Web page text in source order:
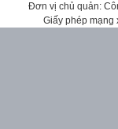
Đơn vị chủ quản:
Giấy phép mạng